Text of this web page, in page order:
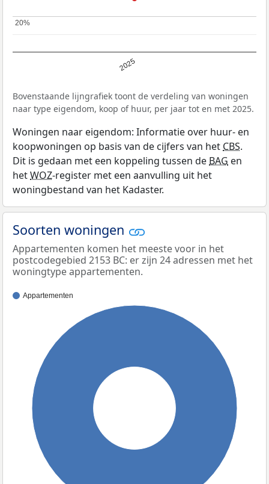
2025
20%
20%
Bovenstaande lijngrafiek toont de verdeling van woningen
naar type eigendom, koop of huur, per jaar tot en met 2025.
Woningen naar eigendom: Informatie over huur- en
koopwoningen op basis van de cijfers van hetCBS.
Dit is gedaan met een koppeling tussen deBAG en
hetWOZ-register met een aanvulling uit het
woningbestand van het Kadaster.
Soorten woningen
Appartementen komen het meeste voor in het
postcodegebied 2153 BC: er zijn 24 adressen met het
woningtype appartementen.
Appartementen